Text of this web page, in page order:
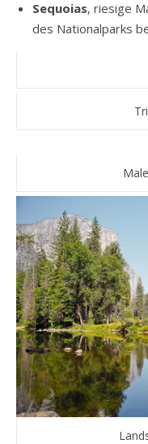
Sequoias, riesige
des Nationalparks